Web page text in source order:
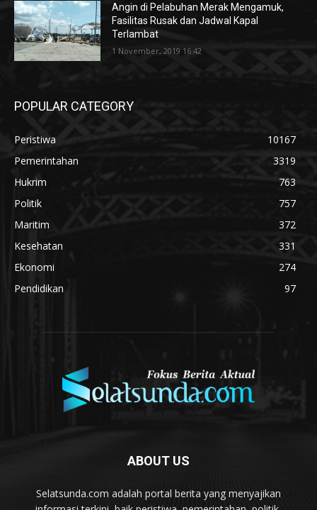
Angin di Pelabuhan Merak Mengamuk,
Fasilitas Rusak dan Jadwal Kapal
Terlambat
1 November, 2019 16:42
POPULAR CATEGORY
Peristiwa
10167
Pemerintahan
3319
Hukrim
763
Politik
757
Maritim
372
Kesehatan
331
Ekonomi
274
Pendidikan
97
ABOUT US
Selatsunda.com adalah portal berita yang menyajikan